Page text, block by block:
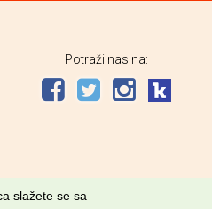
Potraži nas na:
slažete se sa